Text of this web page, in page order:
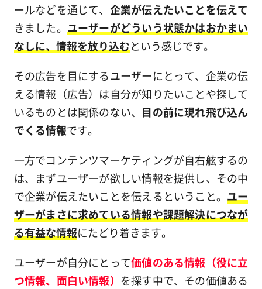
ールなどを通じて、 企業が伝えたいことを伝えて
きました。 ユーザーがどういう状態かはおかまい
なしに、情報を放り込むという感じです。
その広告を目にするユーザーにとって、企業の伝
える情報（広告）は自分が知りたいことや探して
いるものとは関係のない、 目の前に現れ飛び込ん
でくる情報です。
一方でコンテンツマーケティングが自右舷するの
は、まずユーザーが欲しい情報を提供し、その中
で企業が伝えたいことを伝えるということ。 ユー
ザーがまさに求めている情報や課題解決につなが
る有益な情報にたどり着きます。
ユーザーが自分にとって価値のある情報（役に立
つ情報、面白い情報） を探す中で、その価値ある